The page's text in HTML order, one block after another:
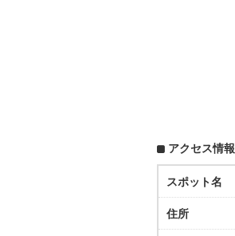
アクセス情報
スポット名
住所